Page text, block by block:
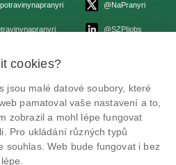
@NaPranyri
@SZPIjobs
inspekce 2026.
ochrany soukromí
cookies?
jsou malé datové soubory, které
pamatoval vaše nastavení a to,
zobrazil a mohl lépe fungovat
Pro ukládání různých typů
souhlas. Web bude fungovat i bez